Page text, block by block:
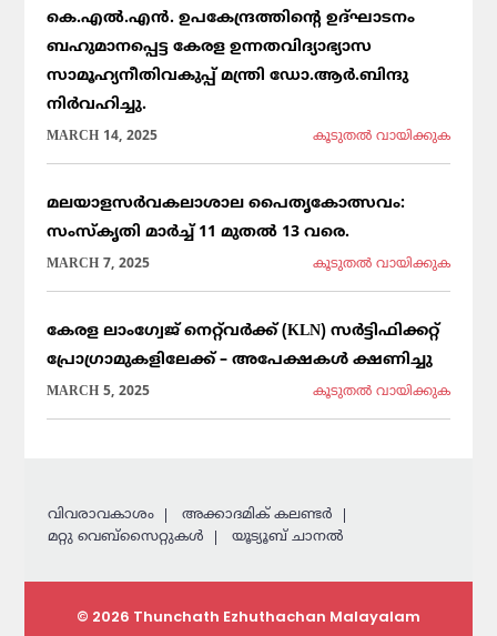
കെ.എൽ.എൻ. ഉപകേന്ദ്രത്തിന്റെ ഉദ്ഘാടനം
ബഹുമാനപ്പെട്ട കേരള ഉന്നതവിദ്യാഭ്യാസ
സാമൂഹ്യനീതിവകുപ്പ് മന്ത്രി ഡോ.ആർ.ബിന്ദു
നിർവഹിച്ചു.
MARCH 14, 2025 കൂടുതല്‍ വായിക്കുക
മലയാളസർവകലാശാല പൈതൃകോത്സവം:
സംസ്കൃതി മാർച്ച് 11 മുതൽ 13 വരെ.
MARCH 7, 2025 കൂടുതല്‍ വായിക്കുക
കേരള ലാംഗ്വേജ് നെറ്റ്‌വർക്ക് (KLN) സർട്ടിഫിക്കറ്റ്
പ്രോഗ്രാമുകളിലേക്ക് – അപേക്ഷകൾ ക്ഷണിച്ചു
MARCH 5, 2025 കൂടുതല്‍ വായിക്കുക
വിവരാവകാശം
അക്കാദമിക് കലണ്ടര്‍
മറ്റു വെബ്സൈറ്റുകള്‍
യൂട്യൂബ് ചാനൽ
© 2026 Thunchath Ezhuthachan Malayalam